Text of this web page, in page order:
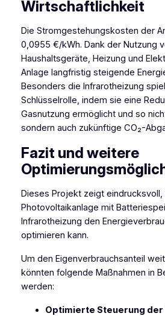
Wirtschaftlichkeit
Die Stromgestehungskosten der
0,0955 €/kWh. Dank der Nutzung
Haushaltsgeräte, Heizung und
Anlage langfristig steigende
Besonders die Infrarotheizung
Schlüsselrolle, indem sie eine
Gasnutzung ermöglicht und so
sondern auch zukünftige CO₂-
Fazit und weitere
Dieses Projekt zeigt
Photovoltaikanlage mit
Infrarotheizung den
optimieren kann.
Um den Eigenverbrauchsanteil
könnten folgende Maßnahmen in
werden:
Optimierte Steuerung